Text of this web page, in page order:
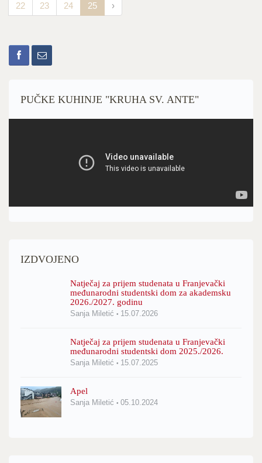
22 23 24 25 ›
PUČKE KUHINJE "KRUHA SV. ANTE"
IZDVOJENO
Natječaj za prijem studenata u Franjevački
međunarodni studentski dom za akademsku
2026./2027. godinu
Sanja Miletić 15.07.2026
Natječaj za prijem studenata u Franjevački
međunarodni studentski dom 2025./2026.
Sanja Miletić 15.07.2025
Apel
Sanja Miletić 05.10.2024